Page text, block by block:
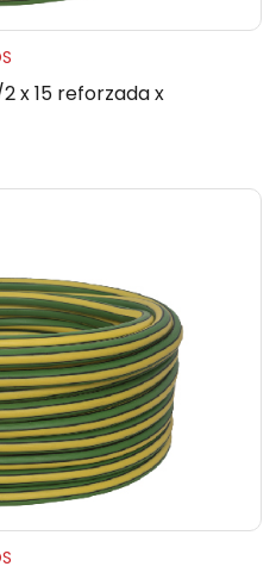
x 15 reforzada x